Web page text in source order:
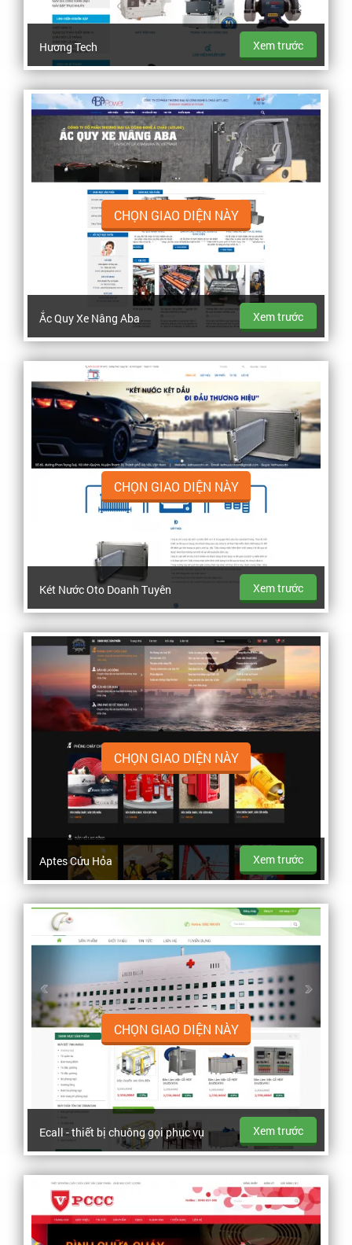
Hương Tech Xem trước
CHỌN GIAO DIỆN NÀY
Ắc Quy Xe Nâng Aba Xem trước
CHỌN GIAO DIỆN NÀY
Két Nước Oto Doanh Tuyên Xem trước
CHỌN GIAO DIỆN NÀY
Aptes Cứu Hỏa Xem trước
CHỌN GIAO DIỆN NÀY
Ecall - thiết bị chuông gọi phục vụ Xem trước